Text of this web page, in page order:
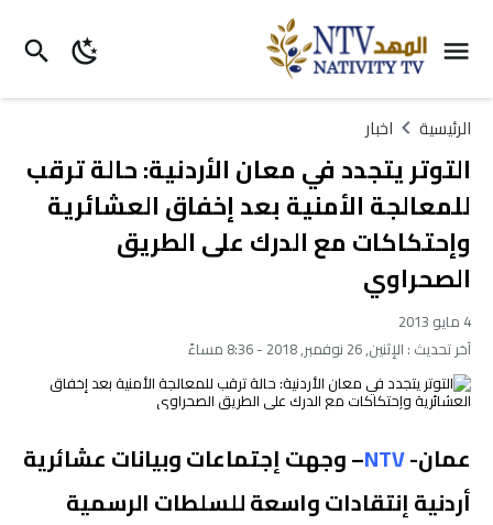
الرئيسية اخبار
التوتر يتجدد في معان الأردنية: حالة ترقب
للمعالجة الأمنية بعد إخفاق العشائرية
وإحتكاكات مع الدرك على الطريق
الصحراوي
4 مايو 2013
آخر تحديث : الإثنين, 26 نوفمبر, 2018 - 8:36 مساءً
عمان-NTV– وجهت إجتماعات وبيانات عشائرية
أردنية إنتقادات واسعة للسلطات الرسمية